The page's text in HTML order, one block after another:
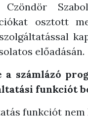
Czöndör
osztott
előadásán.
a számlázó
funkciót
funkciót nem